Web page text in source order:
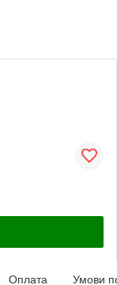
Оплата Умови